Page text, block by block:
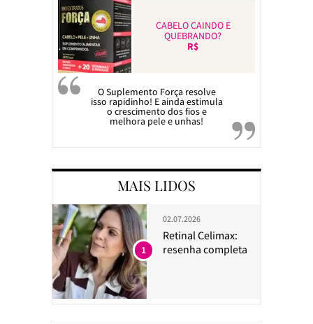
CABELO CAINDO E
QUEBRANDO?
R$
O Suplemento Força resolve
isso rapidinho! E ainda estimula
o crescimento dos fios e
melhora pele e unhas!
MAIS LIDOS
02.07.2026
Retinal Celimax:
resenha completa
1